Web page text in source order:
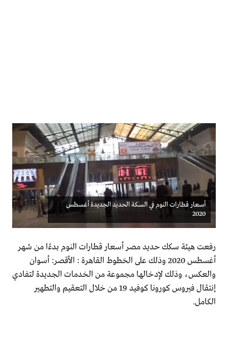
أسعار قطارات النوم في السكة الحديد الجديدة أغسطس
2020
رفعت هيئة سكك حديد مصر أسعار قطارات النوم بدءًا من شهر
أغسطس 2020 وذلك على الخطوط القاهرة : الأقصر: أسوان
والعكس، وذلك لإدخالها مجموعة من الخدمات الجديدة لتفادي
إنتقال فيروس كورونا كوفيد 19 من خلال التعقيم والتطهير
الكامل.